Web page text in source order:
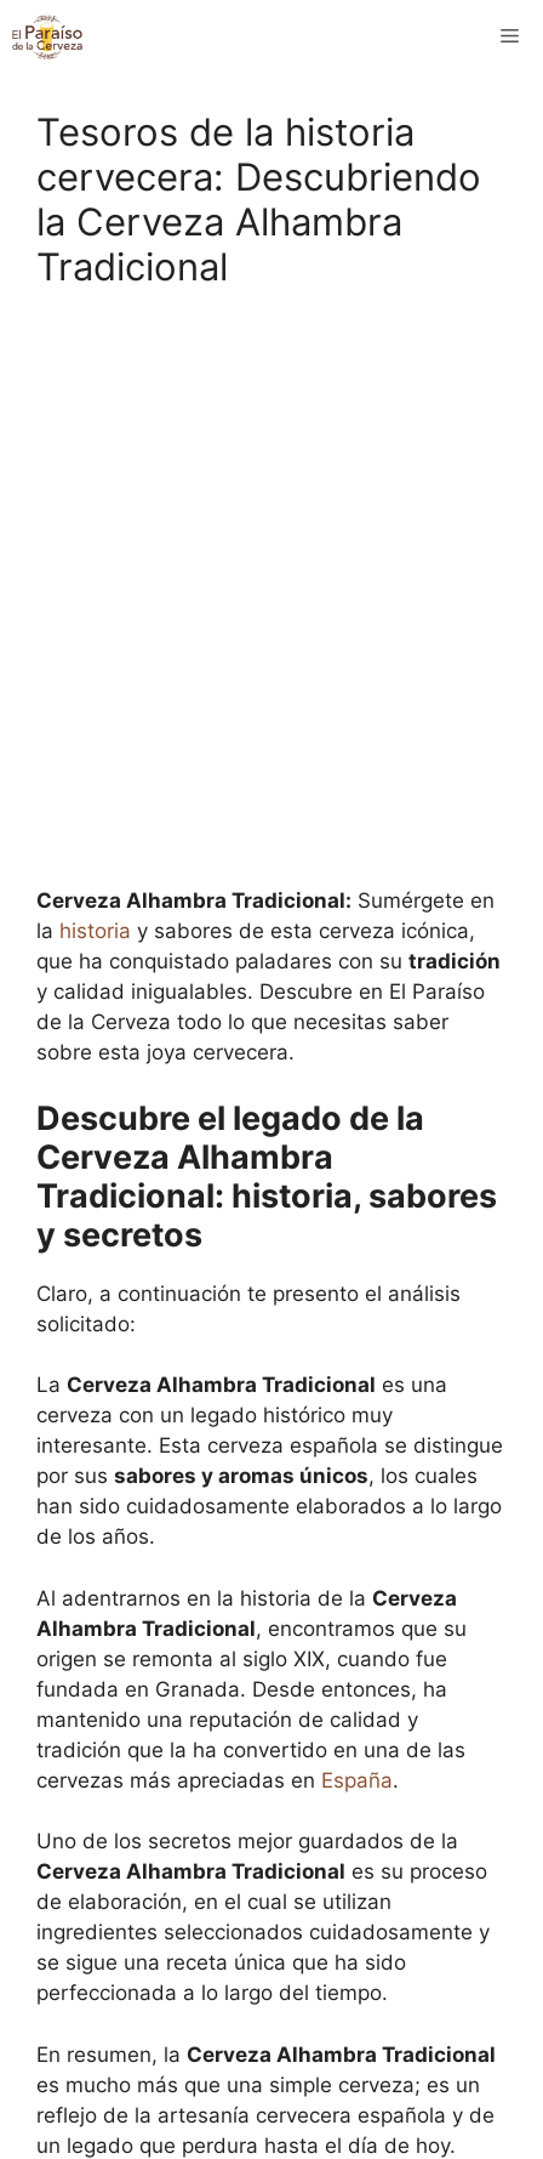
Saltar
al
Tesoros de la historia
cervecera: Descubriendo
la Cerveza Alhambra
Tradicional
Cerveza Alhambra Tradicional: Sumérgete en
la historia y sabores de esta cerveza icónica,
que ha conquistado paladares con su tradición
y calidad inigualables. Descubre en El Paraíso
de la Cerveza todo lo que necesitas saber
sobre esta joya cervecera.
Descubre el legado de la
Cerveza Alhambra
Tradicional: historia, sabores
y secretos
Claro, a continuación te presento el análisis
solicitado:
La Cerveza Alhambra Tradicional es una
cerveza con un legado histórico muy
interesante. Esta cerveza española se distingue
por sus sabores y aromas únicos, los cuales
han sido cuidadosamente elaborados a lo largo
de los años.
Al adentrarnos en la historia de la Cerveza
Alhambra Tradicional, encontramos que su
origen se remonta al siglo XIX, cuando fue
fundada en Granada. Desde entonces, ha
mantenido una reputación de calidad y
tradición que la ha convertido en una de las
cervezas más apreciadas en España.
Uno de los secretos mejor guardados de la
Cerveza Alhambra Tradicional es su proceso
de elaboración, en el cual se utilizan
ingredientes seleccionados cuidadosamente y
se sigue una receta única que ha sido
perfeccionada a lo largo del tiempo.
En resumen, la Cerveza Alhambra Tradicional
es mucho más que una simple cerveza; es un
reflejo de la artesanía cervecera española y de
un legado que perdura hasta el día de hoy.